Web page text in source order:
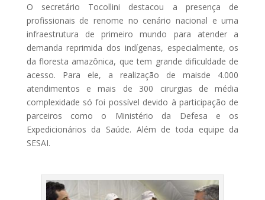
O secretário Tocollini destacou a presença de
profissionais de renome no cenário nacional e uma
infraestrutura de primeiro mundo para atender a
demanda reprimida dos indígenas, especialmente, os
da floresta amazônica, que tem grande dificuldade de
acesso. Para ele, a realização de maisde 4.000
atendimentos e mais de 300 cirurgias de média
complexidade só foi possível devido à participação de
parceiros como o Ministério da Defesa e os
Expedicionários da Saúde. Além de toda equipe da
SESAI.